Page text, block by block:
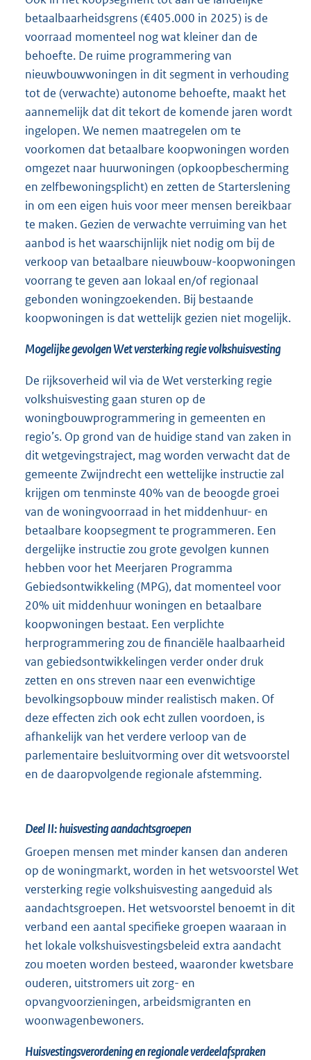
betaalbaarheidsgrens (€405.000 in 2025) is de
voorraad momenteel nog wat kleiner dan de
behoefte. De ruime programmering van
nieuwbouwwoningen in dit segment in verhouding
tot de (verwachte) autonome behoefte, maakt het
aannemelijk dat dit tekort de komende jaren wordt
ingelopen. We nemen maatregelen om te
voorkomen dat betaalbare koopwoningen worden
omgezet naar huurwoningen (opkoopbescherming
en zelfbewoningsplicht) en zetten de Starterslening
in om een eigen huis voor meer mensen bereikbaar
te maken. Gezien de verwachte verruiming van het
aanbod is het waarschijnlijk niet nodig om bij de
verkoop van betaalbare nieuwbouw-koopwoningen
voorrang te geven aan lokaal en/of regionaal
gebonden woningzoekenden. Bij bestaande
koopwoningen is dat wettelijk gezien niet mogelijk.
Mogelijke gevolgen Wet versterking regie volkshuisvesting
De rijksoverheid wil via de Wet versterking regie
volkshuisvesting gaan sturen op de
woningbouwprogrammering in gemeenten en
regio’s. Op grond van de huidige stand van zaken in
dit wetgevingstraject, mag worden verwacht dat de
gemeente Zwijndrecht een wettelijke instructie zal
krijgen om tenminste 40% van de beoogde groei
van de woningvoorraad in het middenhuur- en
betaalbare koopsegment te programmeren. Een
dergelijke instructie zou grote gevolgen kunnen
hebben voor het Meerjaren Programma
Gebiedsontwikkeling (MPG), dat momenteel voor
20% uit middenhuur woningen en betaalbare
koopwoningen bestaat. Een verplichte
herprogrammering zou de financiële haalbaarheid
van gebiedsontwikkelingen verder onder druk
zetten en ons streven naar een evenwichtige
bevolkingsopbouw minder realistisch maken. Of
deze effecten zich ook echt zullen voordoen, is
afhankelijk van het verdere verloop van de
parlementaire besluitvorming over dit wetsvoorstel
en de daaropvolgende regionale afstemming.
Deel II: huisvesting aandachtsgroepen
Groepen mensen met minder kansen dan anderen
op de woningmarkt, worden in het wetsvoorstel Wet
versterking regie volkshuisvesting aangeduid als
aandachtsgroepen. Het wetsvoorstel benoemt in dit
verband een aantal specifieke groepen waaraan in
het lokale volkshuisvestingsbeleid extra aandacht
zou moeten worden besteed, waaronder kwetsbare
ouderen, uitstromers uit zorg- en
opvangvoorzieningen, arbeidsmigranten en
woonwagenbewoners.
Huisvestingsverordening en regionale verdeelafspraken